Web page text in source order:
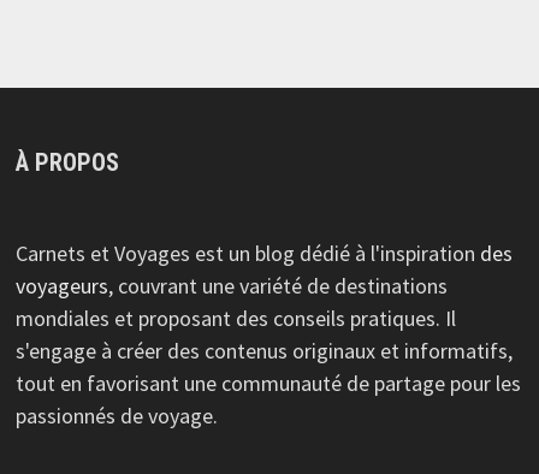
À PROPOS
Carnets et Voyages est un blog dédié à l'inspiration des
voyageurs, couvrant une variété de destinations
mondiales et proposant des conseils pratiques. Il
s'engage à créer des contenus originaux et informatifs,
tout en favorisant une communauté de partage pour les
passionnés de voyage.